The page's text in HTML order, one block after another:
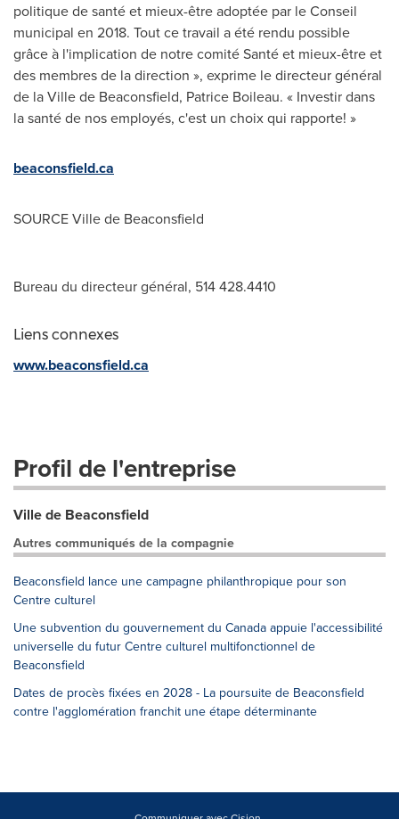
politique de santé et mieux-être adoptée par le Conseil
municipal en 2018. Tout ce travail a été rendu possible
grâce à l'implication de notre comité Santé et mieux-être et
des membres de la direction », exprime le directeur général
de la Ville de Beaconsfield, Patrice Boileau. « Investir dans
la santé de nos employés, c'est un choix qui rapporte! »
beaconsfield.ca
SOURCE Ville de Beaconsfield
Bureau du directeur général, 514 428.4410
Liens connexes
www.beaconsfield.ca
Profil de l'entreprise
Ville de Beaconsfield
Autres communiqués de la compagnie
Beaconsfield lance une campagne philanthropique pour son
Centre culturel
Une subvention du gouvernement du Canada appuie l'accessibilité
universelle du futur Centre culturel multifonctionnel de
Beaconsfield
Dates de procès fixées en 2028 - La poursuite de Beaconsfield
contre l'agglomération franchit une étape déterminante